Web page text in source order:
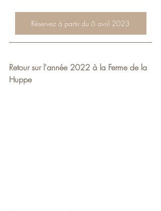
Réservez à partir du 6 avril 2023
Retour sur l'année 2022 à la Ferme de la
Huppe